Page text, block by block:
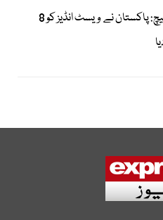
دوسرا ٹیسٹ میچ: پاکستان نے ویسٹ انڈیز کو 8